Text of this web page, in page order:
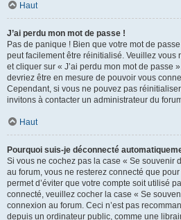
Haut
J’ai perdu mon mot de passe !
Pas de panique ! Bien que votre mot de
peut facilement être réinitialisé. Veuillez vous
et cliquer sur « J’ai perdu mon mot de passe
devriez être en mesure de pouvoir vous
Cependant, si vous ne pouvez pas
invitons à contacter un administrateur du
Haut
Pourquoi suis-je déconnecté
Si vous ne cochez pas la case « Se souvenir
au forum, vous ne resterez connecté que
permet d’éviter que votre compte soit utilisé
connecté, veuillez cocher la case « Se
connexion au forum. Ceci n’est pas
depuis un ordinateur public, comme une